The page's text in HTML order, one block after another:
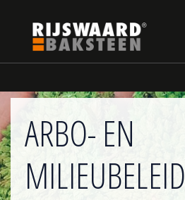
ARBO- EN
MILIEUBELEID